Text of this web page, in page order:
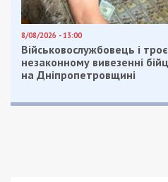
8/08/2026 - 13:00
Військовослужбовець і
незаконному вивезенні
на Дніпропетровщині